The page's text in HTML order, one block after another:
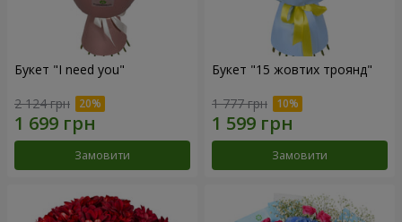
Букет "I need you"
2 124 грн
Замовити
Букет "15 жовтих троянд"
1 777 грн
Замовити